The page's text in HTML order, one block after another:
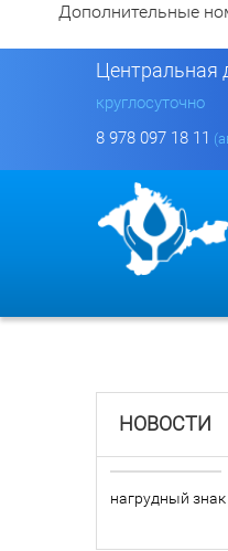
Дополнительные
Центральная
круглосуточно
8 978 097 18 11
НОВОСТИ
нагрудный